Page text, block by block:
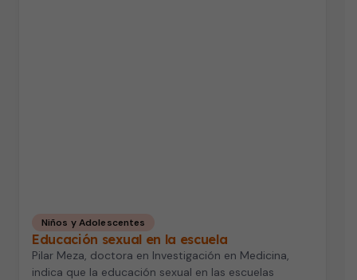
Niños y Adolescentes
Educación sexual en la escuela
Pilar Meza, doctora en Investigación en Medicina,
indica que la educación sexual en las escuelas